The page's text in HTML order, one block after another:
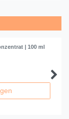
| 100 ml